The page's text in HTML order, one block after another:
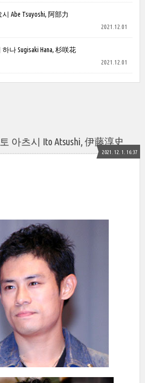
Abe Tsuyoshi, 阿部力
2021.12.01
나 Sugisaki Hana, 杉咲花
2021.12.01
아츠시 Ito Atsushi, 伊藤淳史
2021. 12. 1. 16:37